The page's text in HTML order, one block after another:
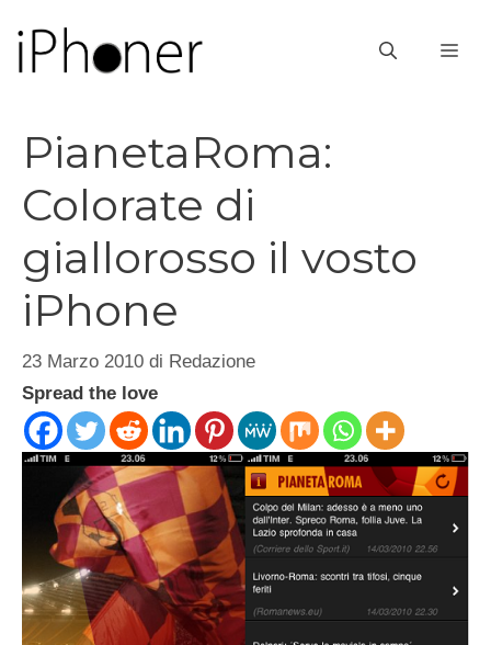
contenuto
PianetaRoma:
Colorate di
giallorosso il vosto
iPhone
23 Marzo 2010 di Redazione
Spread the love